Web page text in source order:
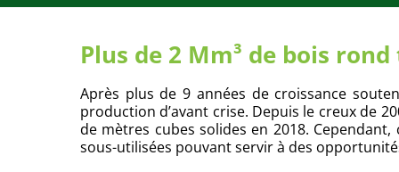
Plus de 2 Mm³ de bois
Après plus de 9 années de croissance
production d’avant crise. Depuis le creux de
de mètres cubes solides en 2018.
sous-utilisées pouvant servir à des